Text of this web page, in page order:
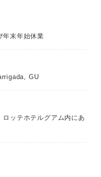
年末年始休業
GU
ッテホテルグアム内にあ